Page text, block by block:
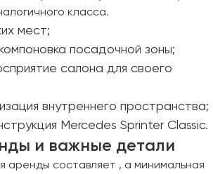
класса.
мест;
посадочной зоны;
салона для своего
внутреннего пространства;
Mercedes Sprinter Classic.
и важные детали
аренды составляет , а минимальная